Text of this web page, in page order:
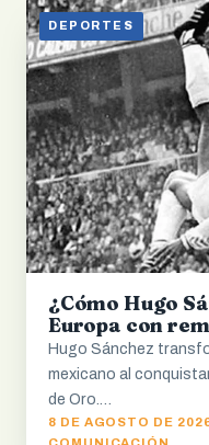
DEPORTES
¿Cómo Hugo
Europa con
Hugo Sánchez
mexicano al
de Oro.…
8 DE AGOSTO DE